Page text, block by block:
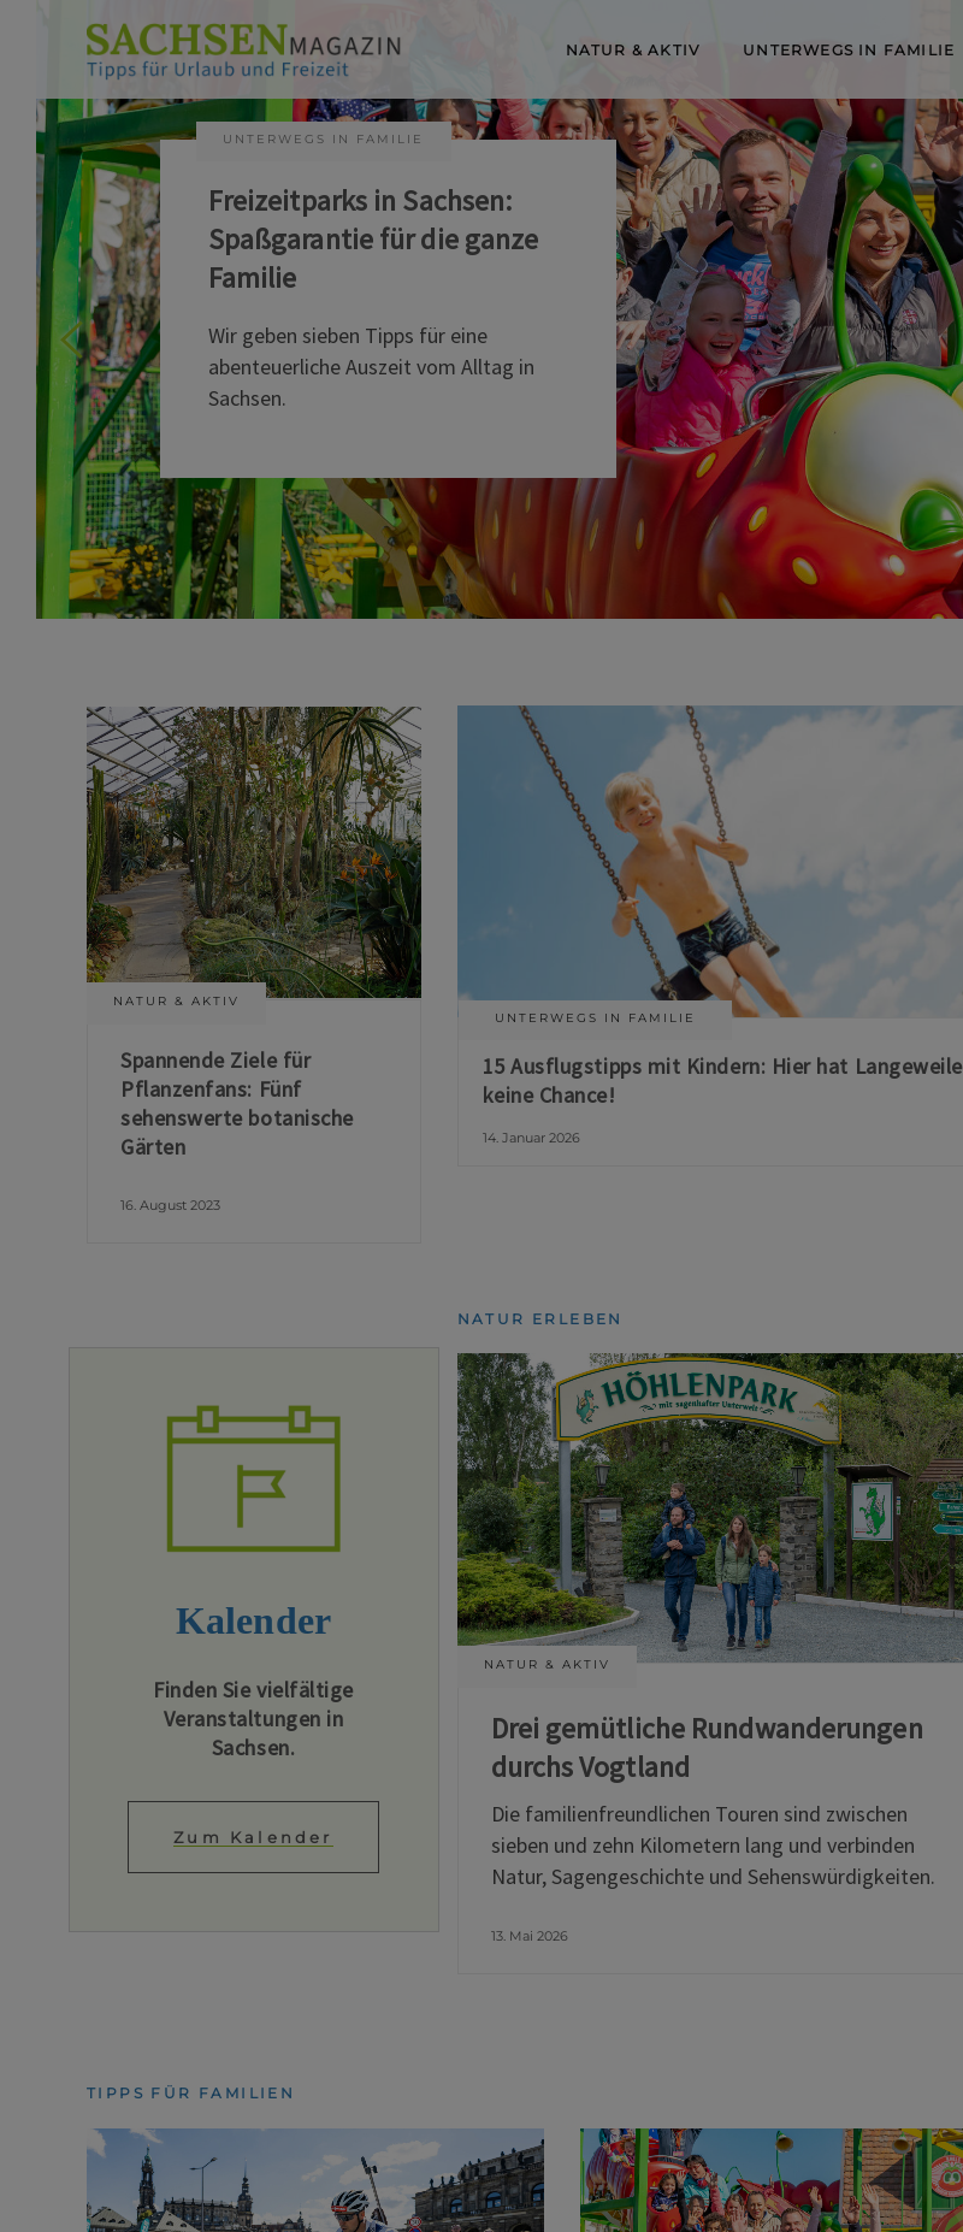
NATUR & AKTIV UNTERWEGS IN FAMILIE
UNTERWEGS IN FAMILIE
Freizeitparks in Sachsen:
Spaßgarantie für die ganze
Familie
Wir geben sieben Tipps für eine
abenteuerliche Auszeit vom Alltag in
Sachsen.
NATUR & AKTIV
Spannende Ziele für
Pflanzenfans: Fünf
sehenswerte botanische
Gärten
16. August 2023
UNTERWEGS IN FAMILIE
15 Ausflugstipps mit Kindern: Hier hat Langeweile
keine Chance!
14. Januar 2026
Kalender
Finden Sie vielfältige
Veranstaltungen in
Sachsen.
Zum Kalender
NATUR ERLEBEN
NATUR & AKTIV
Drei gemütliche Rundwanderungen
durchs Vogtland
Die familienfreundlichen Touren sind zwischen
sieben und zehn Kilometern lang und verbinden
Natur, Sagengeschichte und Sehenswürdigkeiten.
13. Mai 2026
TIPPS FÜR FAMILIEN